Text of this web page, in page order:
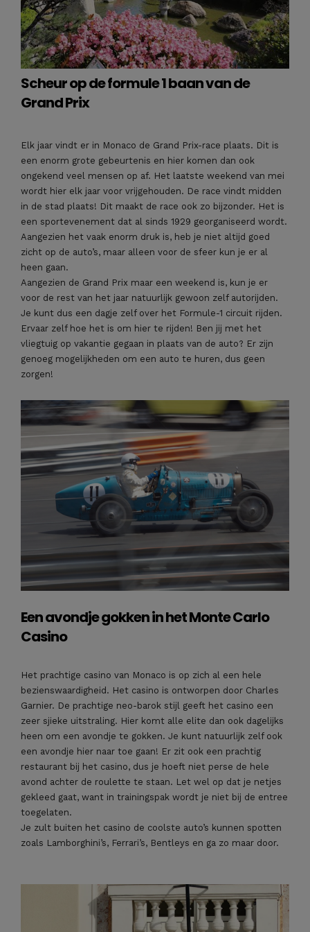
Scheur op de formule 1 baan van de
Grand Prix
Elk jaar vindt er in Monaco de Grand Prix-race plaats. Dit is
een enorm grote gebeurtenis en hier komen dan ook
ongekend veel mensen op af. Het laatste weekend van mei
wordt hier elk jaar voor vrijgehouden. De race vindt midden
in de stad plaats! Dit maakt de race ook zo bijzonder. Het is
een sportevenement dat al sinds 1929 georganiseerd wordt.
Aangezien het vaak enorm druk is, heb je niet altijd goed
zicht op de auto’s, maar alleen voor de sfeer kun je er al
heen gaan.
Aangezien de Grand Prix maar een weekend is, kun je er
voor de rest van het jaar natuurlijk gewoon zelf autorijden.
Je kunt dus een dagje zelf over het Formule-1 circuit rijden.
Ervaar zelf hoe het is om hier te rijden! Ben jij met het
vliegtuig op vakantie gegaan in plaats van de auto? Er zijn
genoeg mogelijkheden om een auto te huren, dus geen
zorgen!
Een avondje gokken in het Monte Carlo
Casino
Het prachtige casino van Monaco is op zich al een hele
bezienswaardigheid. Het casino is ontworpen door Charles
Garnier. De prachtige neo-barok stijl geeft het casino een
zeer sjieke uitstraling. Hier komt alle elite dan ook dagelijks
heen om een avondje te gokken. Je kunt natuurlijk zelf ook
een avondje hier naar toe gaan! Er zit ook een prachtig
restaurant bij het casino, dus je hoeft niet perse de hele
avond achter de roulette te staan. Let wel op dat je netjes
gekleed gaat, want in trainingspak wordt je niet bij de entree
toegelaten.
Je zult buiten het casino de coolste auto’s kunnen spotten
zoals Lamborghini’s, Ferrari’s, Bentleys en ga zo maar door.